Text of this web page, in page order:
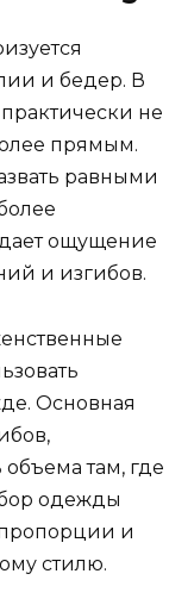
и бедер. В
не
прямым.
равными
ощущение
и изгибов.
Основная
там, где
одежды
и
стилю.